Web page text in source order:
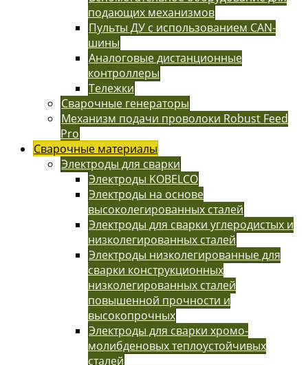
подающих механизмов
Пульты ДУ с использованием CAN-
шины
Аналоговые дистанционные
контроллеры
Тележки
Сварочные генераторы
Механизм подачи проволоки Robust Feed
Pro
Сварочные материалы
Электроды для сварки
Электроды KOBELCO
Электроды на основе
высоколегированных сталей
Электроды для сварки углеродистых и
низколегированных сталей
Электроды низколегированные для
сварки конструкционных
низколегированных сталей
повышенной прочности и
высокопрочных
Электроды для сварки хромо-
молибденовых теплоустойчивых
сталей